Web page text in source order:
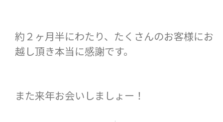
約２ヶ月半にわたり、たくさんのお客様にお
越し頂き本当に感謝です。
また来年お会いしましょー！